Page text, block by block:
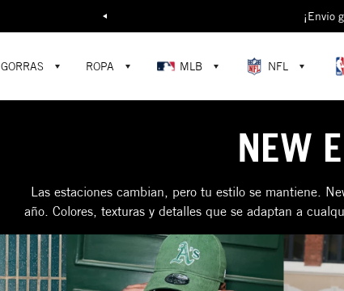
Buscar... ¡Envío
GORRAS ROPA MLB NFL
NEW
Las estaciones cambian, pero tu estilo se mantiene.
año. Colores, texturas y detalles que se adaptan a